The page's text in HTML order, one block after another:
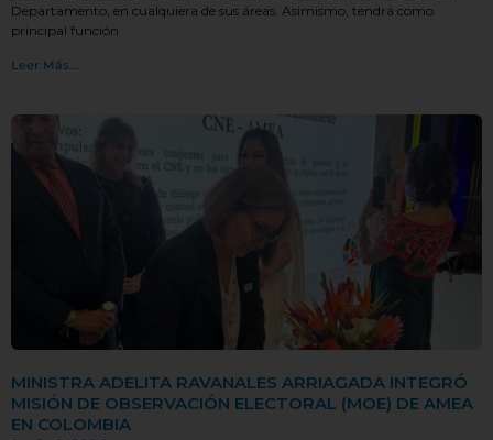
Departamento, en cualquiera de sus áreas. Asimismo, tendrá como
principal función
Leer Más...
MINISTRA ADELITA RAVANALES ARRIAGADA INTEGRÓ
MISIÓN DE OBSERVACIÓN ELECTORAL (MOE) DE AMEA
EN COLOMBIA